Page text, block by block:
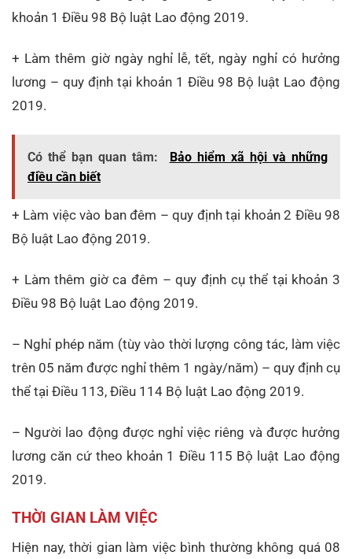
khoản 1 Điều 98 Bộ luật Lao động 2019.
+ Làm thêm giờ ngày nghỉ lễ, tết, ngày nghỉ có hưởng
lương – quy định tại khoản 1 Điều 98 Bộ luật Lao động
2019.
Có thể bạn quan tâm:
Bảo hiểm xã hội và những
điều cần biết
+ Làm việc vào ban đêm – quy định tại khoản 2 Điều 98
Bộ luật Lao động 2019.
+ Làm thêm giờ ca đêm – quy định cụ thể tại khoản 3
Điều 98 Bộ luật Lao động 2019.
– Nghỉ phép năm (tùy vào thời lượng công tác, làm việc
trên 05 năm được nghỉ thêm 1 ngày/năm) – quy định cụ
thể tại Điều 113, Điều 114 Bộ luật Lao động 2019.
– Người lao động được nghỉ việc riêng và được hưởng
lương căn cứ theo khoản 1 Điều 115 Bộ luật Lao động
2019.
THỜI GIAN LÀM VIỆC
Hiện nay, thời gian làm việc bình thường không quá 08